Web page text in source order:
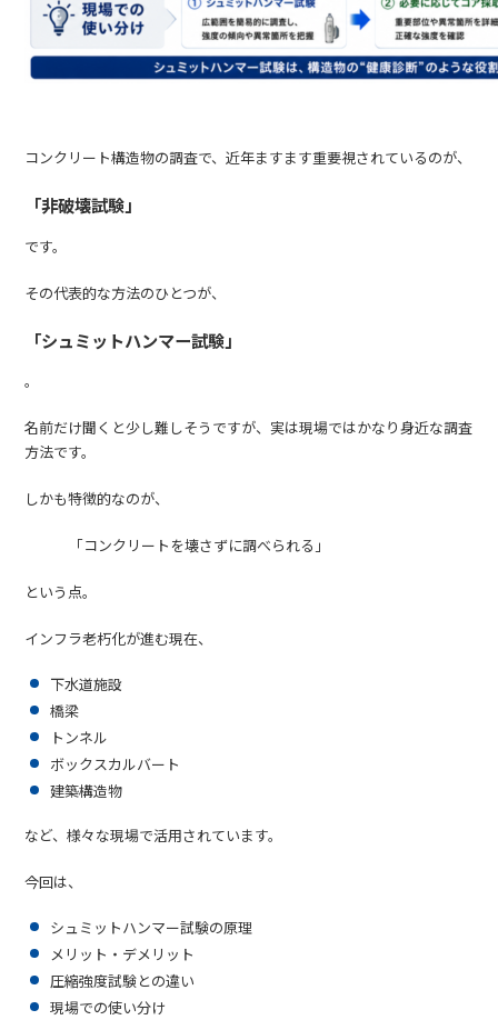
コンクリート構造物の調査で、近年ますます重要視されているのが、
「非破壊試験」
です。
その代表的な方法のひとつが、
「シュミットハンマー試験」
。
名前だけ聞くと少し難しそうですが、実は現場ではかなり身近な調査
方法です。
しかも特徴的なのが、
「コンクリートを壊さずに調べられる」
という点。
インフラ老朽化が進む現在、
下水道施設
橋梁
トンネル
ボックスカルバート
建築構造物
など、様々な現場で活用されています。
今回は、
シュミットハンマー試験の原理
メリット・デメリット
圧縮強度試験との違い
現場での使い分け